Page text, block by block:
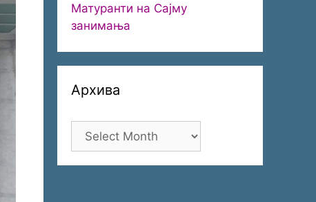
Матуранти на Сајму
занимања
Архива
Архива